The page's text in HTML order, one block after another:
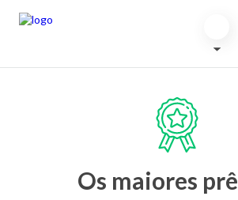
Os maiores